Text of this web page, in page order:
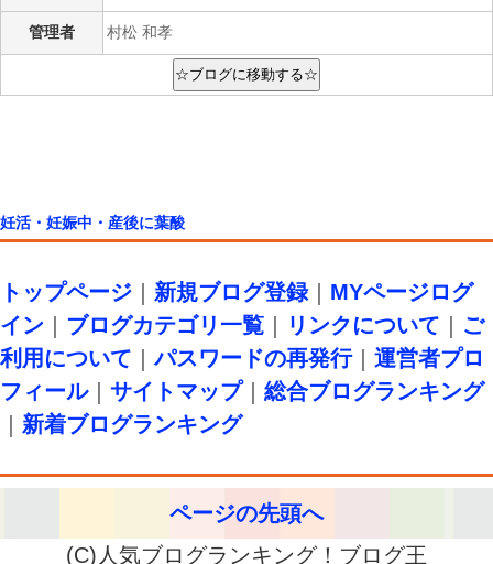
管理者 村松 和孝
妊活・妊娠中・産後に葉酸
トップページ 新規ブログ登録｜ MYページログ
イン
ブログカテゴリ一覧 リンクについて
ご
利用について ｜パスワードの再発行｜ 運営者プロ
フィール｜ サイトマップ｜ 総合ブログランキング
新着ブログランキング
ページの先頭へ
(C)人気ブログランキング！ブログ王